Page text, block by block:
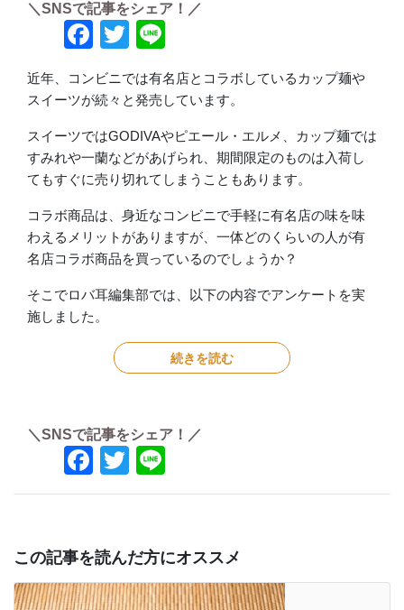
＼SNSで記事をシェア！／
Facebook
Twitter
近年、コンビニでは有名店とコラボしているカップ麺や
スイーツが続々と発売しています。
スイーツではGODIVAやピエール・エルメ、カップ麺では
すみれや一蘭などがあげられ、期間限定のものは入荷し
てもすぐに売り切れてしまうこともあります。
コラボ商品は、身近なコンビニで手軽に有名店の味を味
わえるメリットがありますが、一体どのくらいの人が有
名店コラボ商品を買っているのでしょうか？
そこでロバ耳編集部では、以下の内容でアンケートを実
施しました。
続きを読む
＼SNSで記事をシェア！／
Facebook
Twitter
この記事を読んだ方にオススメ